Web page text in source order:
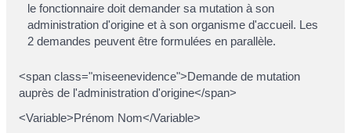
le fonctionnaire doit demander sa mutation à son
administration d'origine et à son organisme d'accueil. Les
2 demandes peuvent être formulées en parallèle.
<span class="miseenevidence">Demande de mutation
auprès de l'administration d'origine</span>
<Variable>Prénom Nom</Variable>